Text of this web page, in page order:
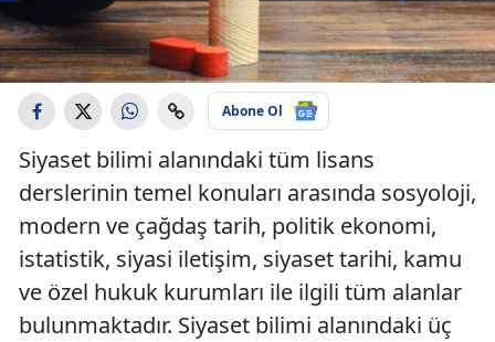
Abone Ol
Siyaset bilimi alanındaki tüm lisans
derslerinin temel konuları arasında sosyoloji,
modern ve çağdaş tarih, politik ekonomi,
istatistik, siyasi iletişim, siyaset tarihi, kamu
ve özel hukuk kurumları ile ilgili tüm alanlar
bulunmaktadır. Siyaset bilimi alanındaki üç